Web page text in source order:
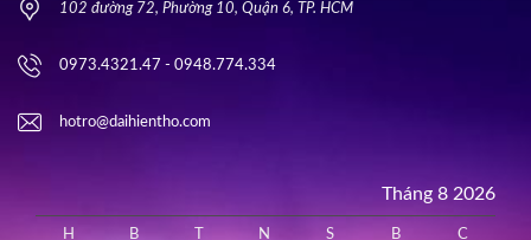
102 đường 72, Phường 10, Quận 6, TP. HCM
0973.4321.47 - 0948.774.334
hotro@daihientho.com
Tháng 8 2026
H B N S B C